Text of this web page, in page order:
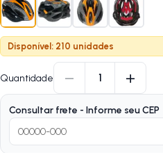
Disponível: 210 unidades
Quantidade − 1 +
Consultar frete - Informe seu CEP